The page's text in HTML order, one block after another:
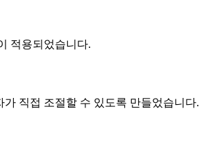
적용되었습니다.
직접 조절할 수 있도록 만들었습니다.